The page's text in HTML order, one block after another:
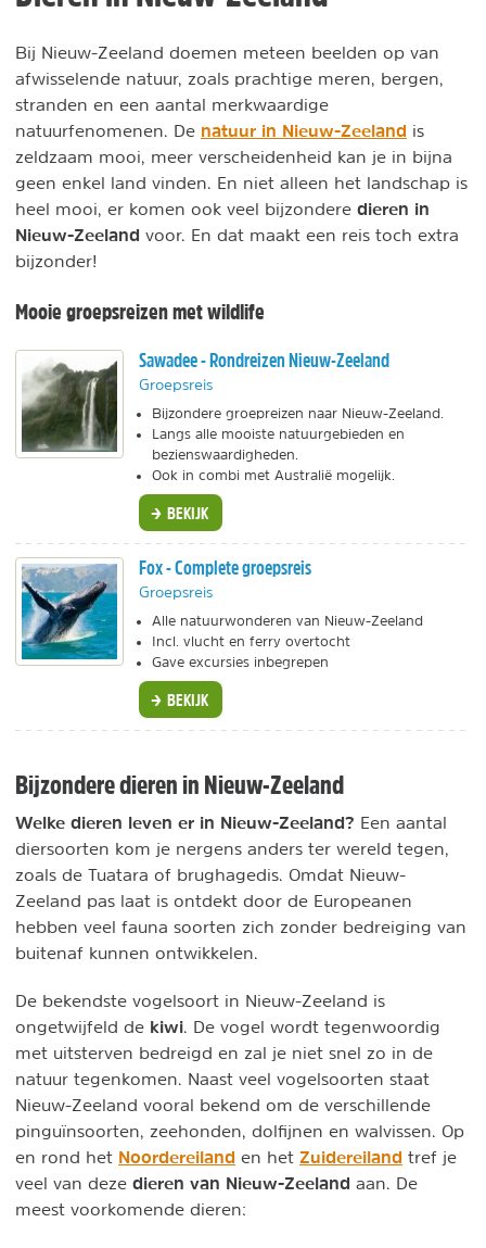
Bij Nieuw-Zeeland doemen meteen beelden op van
afwisselende natuur, zoals prachtige meren, bergen,
stranden en een aantal merkwaardige
natuurfenomenen. De natuur in Nieuw-Zeeland is
zeldzaam mooi, meer verscheidenheid kan je in bijna
geen enkel land vinden. En niet alleen het landschap is
heel mooi, er komen ook veel bijzondere dieren in
Nieuw-Zeeland voor. En dat maakt een reis toch extra
bijzonder!
Mooie groepsreizen met wildlife
Sawadee - Rondreizen Nieuw-Zeeland
Groepsreis
Bijzondere groepreizen naar Nieuw-Zeeland.
Langs alle mooiste natuurgebieden en
bezienswaardigheden.
Ook in combi met Australië mogelijk.
BEKIJK
Fox - Complete groepsreis
Groepsreis
Alle natuurwonderen van Nieuw-Zeeland
Incl. vlucht en ferry overtocht
Gave excursies inbegrepen
BEKIJK
Bijzondere dieren in Nieuw-Zeeland
Welke dieren leven er in Nieuw-Zeeland? Een aantal
diersoorten kom je nergens anders ter wereld tegen,
zoals de Tuatara of brughagedis. Omdat Nieuw-
Zeeland pas laat is ontdekt door de Europeanen
hebben veel fauna soorten zich zonder bedreiging van
buitenaf kunnen ontwikkelen.
De bekendste vogelsoort in Nieuw-Zeeland is
ongetwijfeld de kiwi. De vogel wordt tegenwoordig
met uitsterven bedreigd en zal je niet snel zo in de
natuur tegenkomen. Naast veel vogelsoorten staat
Nieuw-Zeeland vooral bekend om de verschillende
pinguïnsoorten, zeehonden, dolfijnen en walvissen. Op
en rond het Noordereiland en het Zuidereiland tref je
veel van deze dieren van Nieuw-Zeeland aan. De
meest voorkomende dieren: